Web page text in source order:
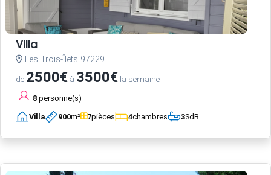
Villa
Les Trois-Îlets 97229
de 2500€ à 3500€ la semaine
8 personne(s)
Villa 900m² 7pièces 4chambres 3SdB